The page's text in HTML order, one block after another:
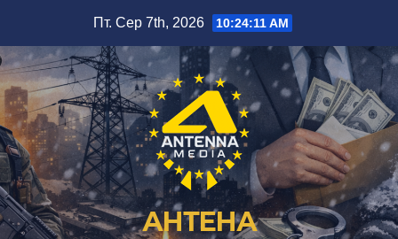
вмісту
Пт. Сер 7th, 2026 10:24:12 AM
АНТЕНА